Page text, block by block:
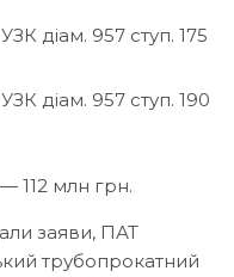
діам. 957 ступ. 175
діам. 957 ступ. 190
— 112 млн грн.
заяви, ПАТ
трубопрокатний